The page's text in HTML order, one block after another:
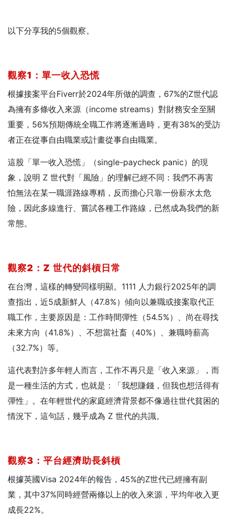
以下分享我的5個觀察。
觀察1 ：單一收入恐慌
根據接案平台Fiverr於2024年所做的調查，67%的Z世代認
為擁有多條收入來源（income streams）對財務安全至關
重要，56%預期傳統全職工作將逐漸過時，更有38%的受訪
者正在從事自由職業或計畫從事自由職業。
這股「單一收入恐慌」（single-paycheck panic）的現
象，說明 Z 世代對「風險」的理解已經不同：我們不再害
怕無法在某一職涯路線專精，反而擔心只靠一份薪水太危
險，因此多線進行、嘗試各種工作路線，已然成為我們的新
常態。
觀察2 ：Z 世代的斜槓日常
在台灣，這樣的轉變同樣明顯。1111 人力銀行2025年的調
查指出，近5成新鮮人（47.8%）傾向以兼職或接案取代正
職工作，主要原因是：工作時間彈性（54.5%）、尚在尋找
未來方向（41.8%）、不想當社畜（40%）、兼職時薪高
（32.7%）等。
這代表對許多年輕人而言，工作不再只是「收入來源」，而
是一種生活的方式，也就是：「我想賺錢，但我也想活得有
彈性」。在年輕世代的家庭經濟背景都不像過往世代貧困的
情況下，這句話，幾乎成為 Z 世代的共識。
觀察3 ：平台經濟助長斜槓
根據英國Visa 2024年的報告，45%的Z世代已經擁有副
業，其中37%同時經營兩條以上的收入來源，平均年收入更
成長22%。